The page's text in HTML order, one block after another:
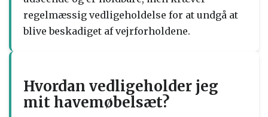
regelmæssig vedligeholdelse for at undgå at
blive beskadiget af vejrforholdene.
Hvordan vedligeholder jeg
mit havemøbelsæt?